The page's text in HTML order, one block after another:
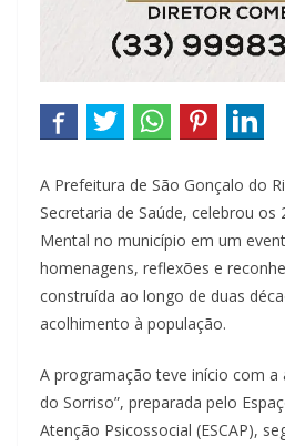
A Prefeitura de São Gonçalo do
Secretaria de Saúde, celebrou os
Mental no município em um
homenagens, reflexões e
construída ao longo de duas
acolhimento à população.
A programação teve início com a
do Sorriso”, preparada pelo
Atenção Psicossocial (ESCAP),